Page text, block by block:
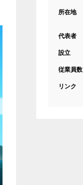
所在地
代表者
設立
従業員数
リンク